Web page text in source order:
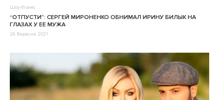
Шоу-бізнес
“ОТПУСТИ”: СЕРГЕЙ МИРОНЕНКО ОБНИМАЛ ИРИНУ БИЛЫК НА
ГЛАЗАХ У ЕЕ МУЖА
26 Вересня 2021